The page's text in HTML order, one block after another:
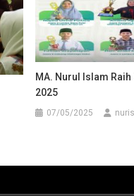
MA. Nurul IsIam
2025
07/05/2025